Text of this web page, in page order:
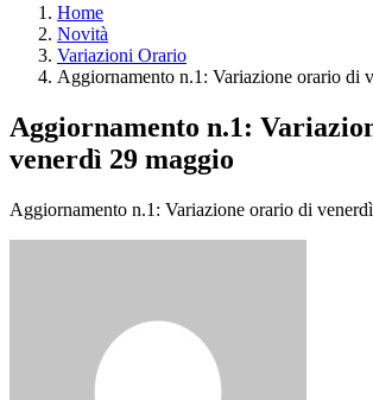
Home
Novità
Variazioni Orario
Aggiornamento n.1: Variazione orario di
Aggiornamento n.1:
venerdì 29 maggio
Aggiornamento n.1: Variazione orario di